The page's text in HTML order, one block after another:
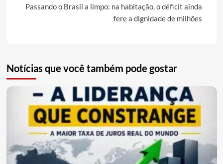
Passando o Brasil a limpo: na habitação, o déficit ainda
fere a dignidade de milhões
Notícias que você também pode gostar